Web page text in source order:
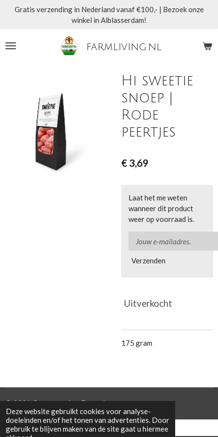
Deze website gebruikt cookies voor analyse-
doeleinden en/of het tonen van advertenties. Door
gebruik te blijven maken van de site gaat u hiermee
de
farmliving.nl
Gratis verzending in Nederland vanaf €100,- | Bezoek onze
winkel in Alblasserdam!
Hi sweetie
snoep |
Rode
peertjes
€ 3,69
Laat het me weten
wanneer dit product
weer op voorraad is.
Verzenden
Uitverkocht
175 gram
© 2021 Cowporation Farmshop